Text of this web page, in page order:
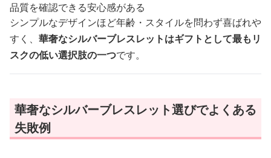
品質を確認できる安心感がある
シンプルなデザインほど年齢・スタイルを問わず喜ばれや
すく、 華奢なシルバーブレスレットはギフトとして最もリ
スクの低い選択肢の一つです。
華奢なシルバーブレスレット選びでよくある
失敗例